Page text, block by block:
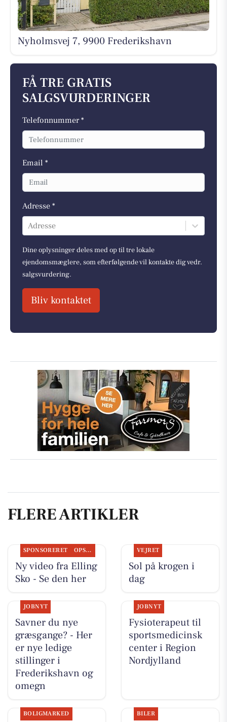
Nyholmsvej 7, 9900 Frederikshavn
FÅ TRE GRATIS
SALGSVURDERINGER
Telefonnummer *
Email *
Adresse *
Adresse
Dine oplysninger deles med op til tre lokale
ejendomsmæglere, som efterfølgende vil kontakte dig vedr.
salgsvurdering.
Bliv kontaktet
FLERE ARTIKLER
SPONSORERET OPSLAGSTAVLEN
Ny video fra Elling
Sko - Se den her
VEJRET
Sol på krogen i
dag
JOBNYT
Savner du nye
græsgange? - Her
er nye ledige
stillinger i
Frederikshavn og
omegn
JOBNYT
Fysioterapeut til
sportsmedicinsk
center i Region
Nordjylland
BOLIGMARKED BILER